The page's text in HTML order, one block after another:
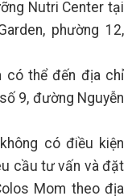
Nutri Center tại
phường 12,
có thể đến địa chỉ
9, đường Nguyễn
có điều kiện
cầu tư vấn và đặt
Mom theo địa